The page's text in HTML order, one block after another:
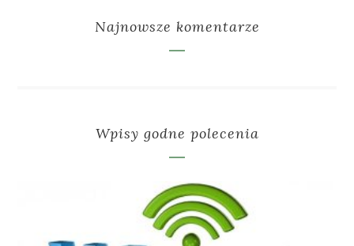
Najnowsze komentarze
Wpisy godne polecenia